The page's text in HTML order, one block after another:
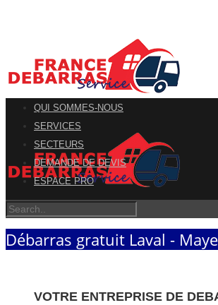
QUI SOMMES-NOUS
SERVICES
SECTEURS
DEMANDE DE DEVIS
ESPACE PRO
Débarras gratuit Laval -
VOTRE ENTREPRISE DE